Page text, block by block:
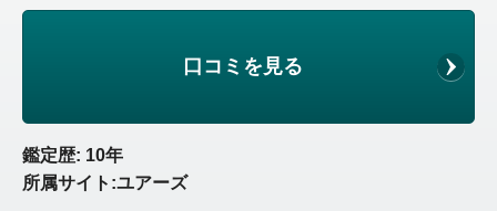
口コミを見る
鑑定歴: 10年
所属サイト:ユアーズ